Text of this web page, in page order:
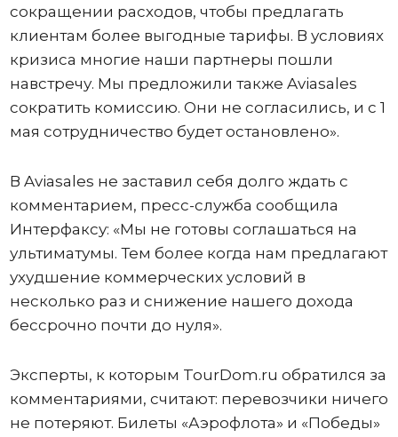
сокращении расходов, чтобы предлагать
клиентам более выгодные тарифы. В условиях
кризиса многие наши партнеры пошли
навстречу. Мы предложили также Aviasales
сократить комиссию. Они не согласились, и с 1
мая сотрудничество будет остановлено».
В Aviasales не заставил себя долго ждать с
комментарием, пресс-служба сообщила
Интерфаксу: «Мы не готовы соглашаться на
ультиматумы. Тем более когда нам предлагают
ухудшение коммерческих условий в
несколько раз и снижение нашего дохода
бессрочно почти до нуля».
Эксперты, к которым TourDom.ru обратился за
комментариями, считают: перевозчики ничего
не потеряют. Билеты «Аэрофлота» и «Победы»